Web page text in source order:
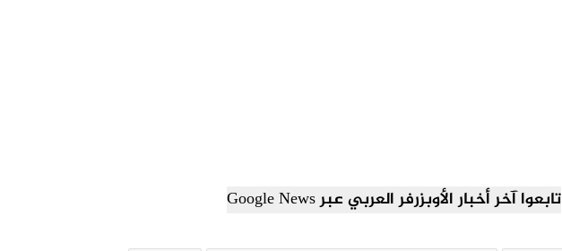
تابعوا آخر أخبار الأوبزرفر العربي عبر Google News